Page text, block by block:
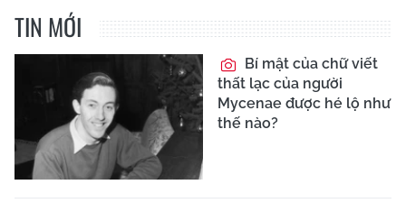
TIN MỚI
Bí mật của chữ viết
thất lạc của người
Mycenae được hé lộ như
thế nào?